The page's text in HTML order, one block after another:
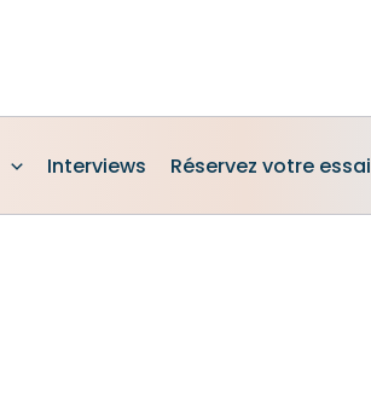
Interviews Réservez votre essai